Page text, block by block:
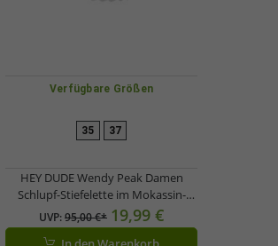
Verfügbare Größen
35 37
HEY DUDE Wendy Peak Damen
Schlupf-Stiefelette im Mokassin-
Look mit Wechselfußbett und
Echtleder 40411-265 Beige
UVP:95,00 €* 19,99 €